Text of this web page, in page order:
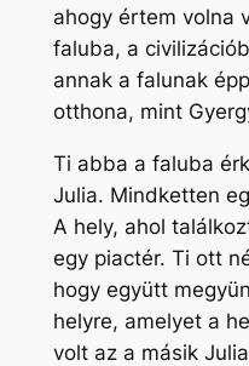
ahogy értem volna
faluba, a
annak a falunak
otthona, mint
Ti abba a faluba
Julia. Mindketten
A hely, ahol
egy piactér. Ti ott
hogy együtt
helyre, amelyet a
volt az a másik